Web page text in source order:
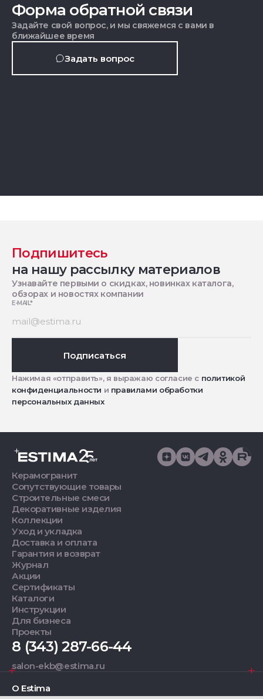
Форма обратной связи
Задайте свой вопрос, и мы свяжемся с вами в
ближайшее время
Задать вопрос
Подпишитесь
на нашу рассылку материалов
Узнавайте первыми о скидках, новинках каталога,
обзорах и новостях компании
E-MAIL*
Подписаться
Нажимая «отправить», я выражаю согласие с политикой
конфиденциальности и правилами обработки
персональных данных
Керамогранит
Сопутствующие товары
Строительные смеси
Декоративные изделия
Коллекции
Уход и укладка
Доставка и оплата
Гарантия и возврат
Журнал
Акции
Сертификаты
Каталоги
Инструкции
Для бизнеса
Проекты
8 (343) 287-66-44
salon-ekb@estima.ru
О Estima